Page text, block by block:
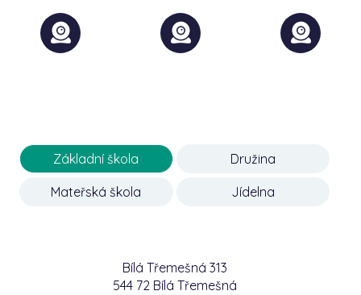
Základní škola Družina
Mateřská škola Jídelna
Bílá Třemešná 313
544 72 Bílá Třemešná